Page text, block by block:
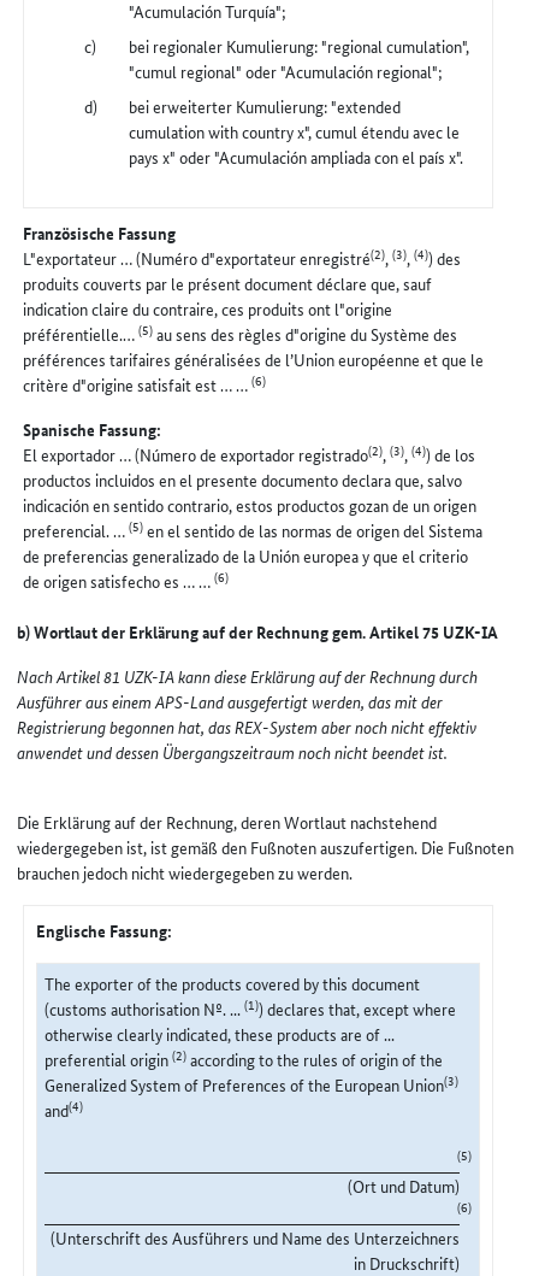
"Acumulación Turquía";
bei regionaler Kumulierung: "regional cumulation",
"cumul regional" oder "Acumulación regional";
bei erweiterter Kumulierung: "extended
cumulation with country x", cumul étendu avec le
pays x" oder "Acumulación ampliada con el país x".
Französische Fassung
L"exportateur … (Numéro d"exportateur enregistré(2),(3),(4)) des
produits couverts par le présent document déclare que, sauf
indication claire du contraire, ces produits ont l"origine
préférentielle.…(5)au sens des règles d"origine du Système des
préférences tarifaires généralisées de l’Union européenne et que le
critère d"origine satisfait est … …(6)
Spanische Fassung:
El exportador … (Número de exportador registrado(2),(3),(4)) de los
productos incluidos en el presente documento declara que, salvo
indicación en sentido contrario, estos productos gozan de un origen
preferencial. …(5)en el sentido de las normas de origen del Sistema
de preferencias generalizado de la Unión europea y que el criterio
de origen satisfecho es … …(6)
b) Wortlaut der Erklärung auf der Rechnung gem. Artikel 75 UZK-IA
Nach Artikel 81 UZK-IA kann diese Erklärung auf der Rechnung durch
Ausführer aus einem APS-Land ausgefertigt werden, das mit der
Registrierung begonnen hat, das REX-System aber noch nicht effektiv
anwendet und dessen Übergangszeitraum noch nicht beendet ist.
Die Erklärung auf der Rechnung, deren Wortlaut nachstehend
wiedergegeben ist, ist gemäß den Fußnoten auszufertigen. Die Fußnoten
brauchen jedoch nicht wiedergegeben zu werden.
Englische Fassung:
The exporter of the products covered by this document
(customs authorisation Nº. ...(1)) declares that, except where
otherwise clearly indicated, these products are of ...
preferential origin(2)according to the rules of origin of the
Generalized System of Preferences of the European Union(3)
and(4)
(5)
(Ort und Datum)
(6)
(Unterschrift des Ausführers und Name des Unterzeichners
in Druckschrift)